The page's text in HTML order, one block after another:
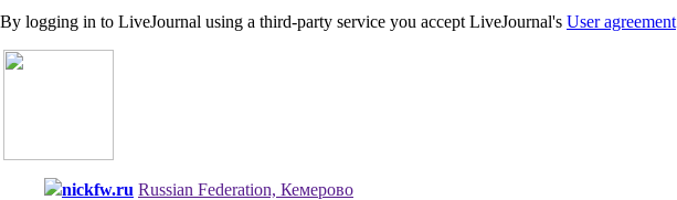
By logging in to LiveJournal using a third-party service you accept LiveJournal's User agreement
nickfw.ru Russian Federation, Кемерово